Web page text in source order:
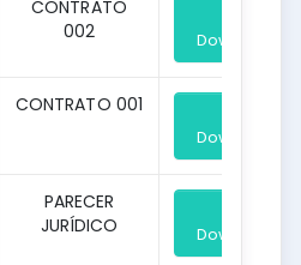
CONTRATO
002
Download
CONTRATO 001
Download
PARECER
JURÍDICO
Download